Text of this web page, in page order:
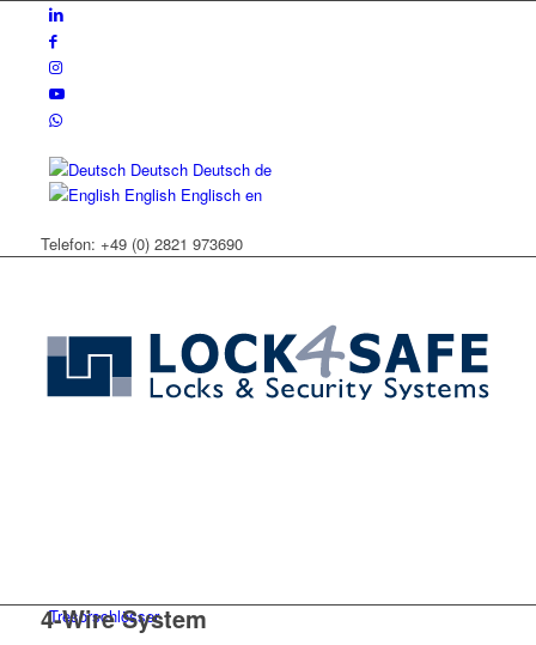
Deutsch Deutsch de
English Englisch en
Telefon: +49 (0) 2821 973690
Tresorschlösser
4-Wire System